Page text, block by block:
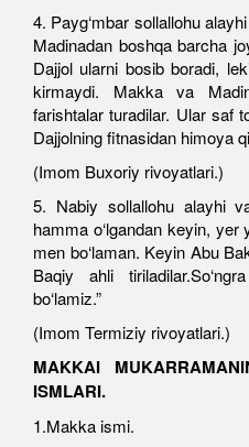
4. Payg‘mbar sollallohu
Madinadan boshqa barcha
Dajjol ularni bosib boradi,
kirmaydi. Makka va
farishtalar turadilar. Ular saf
Dajjolning fitnasidan himoya
(Imom Buxoriy rivoyatlari.)
5. Nabiy sollallohu alayhi
hamma o‘lgandan keyin, yer
men bo‘laman. Keyin Abu
Baqiy ahli
bo‘lamiz.”
(Imom Termiziy rivoyatlari.)
MAKKAI
ISMLARI.
1.Makka ismi.